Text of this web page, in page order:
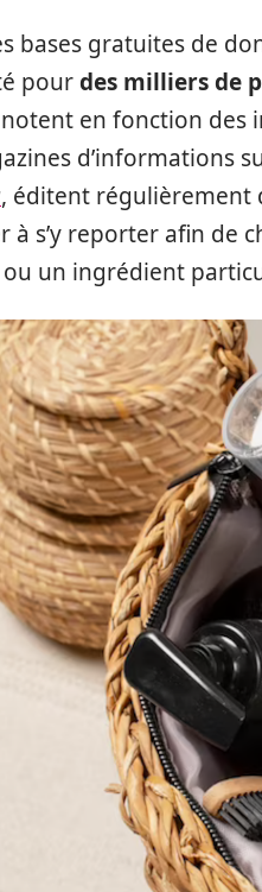
bases gratuites de
pourdes milliers de
en fonction des
d’informations
, éditent régulièrement
à s’y reporter afin de
un ingrédient